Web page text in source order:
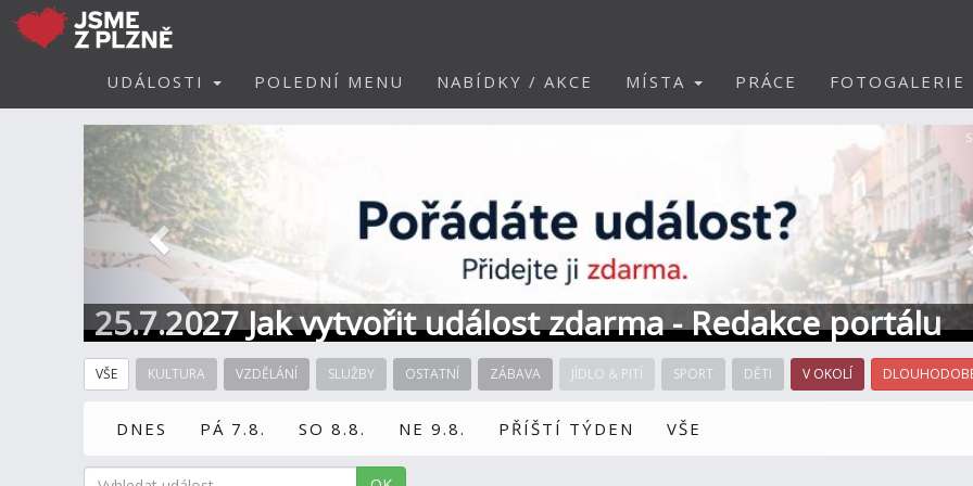
UDÁLOSTI POLEDNÍ MENU NABÍDKY / AKCE MÍSTA PRÁCE FOTOGALERIE
25.7.2027 Jak vytvořit událost zdarma - Redakce portálu
Předchozí
VŠE KULTURA VZDĚLÁNÍ SLUŽBY OSTATNÍ ZÁBAVA JÍDLO & PITÍ SPORT DĚTI V OKOLÍ
DNES PÁ 7.8. SO 8.8. NE 9.8. PŘÍŠTÍ TÝDEN VŠE